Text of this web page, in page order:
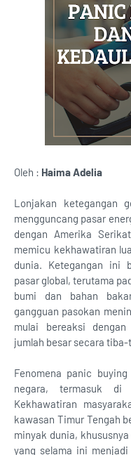
Oleh : Haima Adelia
Lonjakan ketegangan
mengguncang pasar
dengan Amerika
memicu kekhawatiran
dunia. Ketegangan ini
pasar global, terutama
bumi dan bahan
gangguan pasokan
mulai bereaksi
jumlah besar secara
Fenomena panic
negara, termasuk di
Kekhawatiran
kawasan Timur Tengah
minyak dunia,
yang selama ini